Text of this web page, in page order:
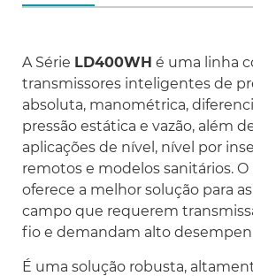
A Série LD400WH é uma linha
transmissores inteligentes de
absoluta, manométrica,
pressão estática e vazão, além
aplicações de nível, nível por
remotos e modelos sanitários.
oferece a melhor solução para
campo que requerem
fio e demandam alto
É uma solução robusta,